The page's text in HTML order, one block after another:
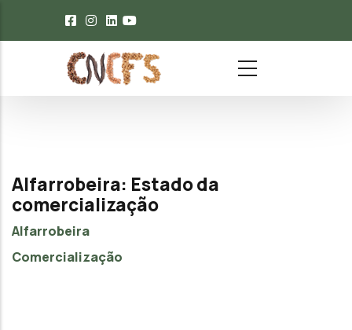
Passar para o conteúdo principal
Alfarrobeira: Estado da
comercialização
Alfarrobeira
Comercialização